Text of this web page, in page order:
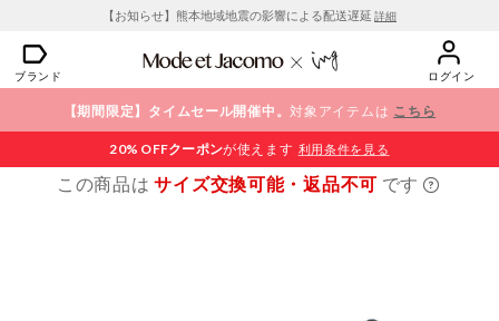
【お知らせ】熊本地域地震の影響による配送遅延 詳細
ブランド ログイン
【期間限定】タイムセール開催中。対象アイテムは こちら
20% OFFクーポンが使えます 利用条件を見る
この商品はサイズ交換可能・返品不可 です